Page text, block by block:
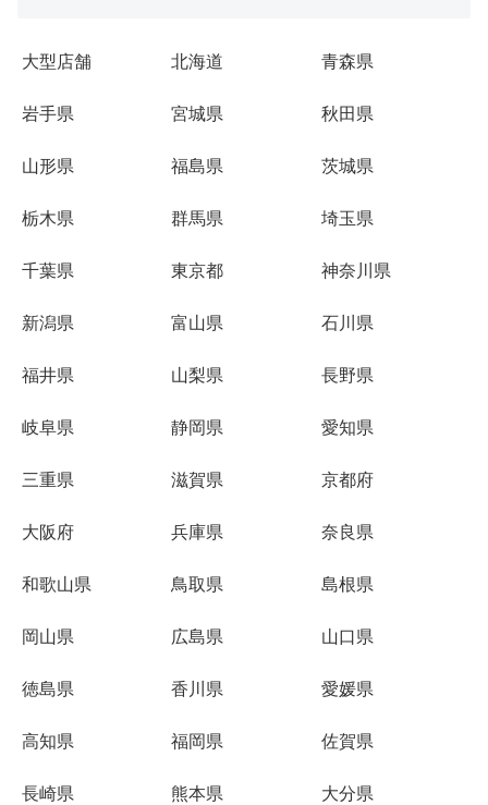
大型店舗 北海道 青森県
岩手県 宮城県 秋田県
山形県 福島県 茨城県
栃木県 群馬県 埼玉県
千葉県 東京都 神奈川県
新潟県 富山県 石川県
福井県 山梨県 長野県
岐阜県 静岡県 愛知県
三重県 滋賀県 京都府
大阪府 兵庫県 奈良県
和歌山県 鳥取県 島根県
岡山県 広島県 山口県
徳島県 香川県 愛媛県
高知県 福岡県 佐賀県
長崎県 熊本県 大分県